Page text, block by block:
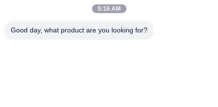
métallique
construction de
Fabrication de
5:16 AM
Good day, what product are you looking for?